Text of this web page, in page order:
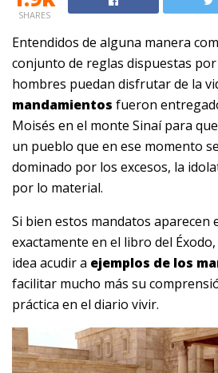
SHARES
Entendidos de alguna manera
conjunto de reglas dispuestas
hombres puedan disfrutar de la
mandamientos fueron
Moisés en el monte Sinaí para
un pueblo que en ese momento
dominado por los excesos, la
por lo material.
Si bien estos mandatos aparecen
exactamente en el libro del
idea acudir a ejemplos de los
facilitar mucho más su
práctica en el diario vivir.